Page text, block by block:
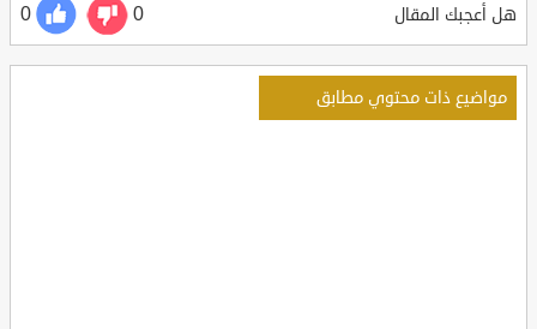
هل أعجبك المقال 0
0
مواضيع ذات محتوي مطابق